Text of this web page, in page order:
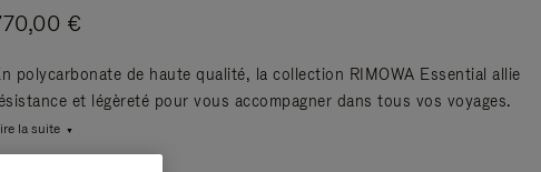
€
polycarbonate de haute qualité, la collection RIMOWA Essential allie
et légèreté pour vous accompagner dans tous vos voyages.
la suite